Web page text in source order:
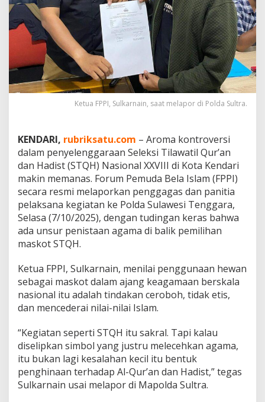
Q
N
a
s
i
o
n
a
e
P
o
l
d
a
S
u
l
t
M
a
s
k
H
e
w
a
n
D
Ketua FPPI, Sulkarnain, saat melapor di Polda Sultra.
KENDARI, rubriksatu.com – Aroma kontroversi
dalam penyelenggaraan Seleksi Tilawatil Qur’an
dan Hadist (STQH) Nasional XXVIII di Kota Kendari
makin memanas. Forum Pemuda Bela Islam (FPPI)
secara resmi melaporkan penggagas dan panitia
pelaksana kegiatan ke Polda Sulawesi Tenggara,
Selasa (7/10/2025), dengan tudingan keras bahwa
ada unsur penistaan agama di balik pemilihan
maskot STQH.
Ketua FPPI, Sulkarnain, menilai penggunaan hewan
sebagai maskot dalam ajang keagamaan berskala
nasional itu adalah tindakan ceroboh, tidak etis,
dan mencederai nilai-nilai Islam.
“Kegiatan seperti STQH itu sakral. Tapi kalau
diselipkan simbol yang justru melecehkan agama,
itu bukan lagi kesalahan kecil itu bentuk
penghinaan terhadap Al-Qur’an dan Hadist,” tegas
Sulkarnain usai melapor di Mapolda Sultra.